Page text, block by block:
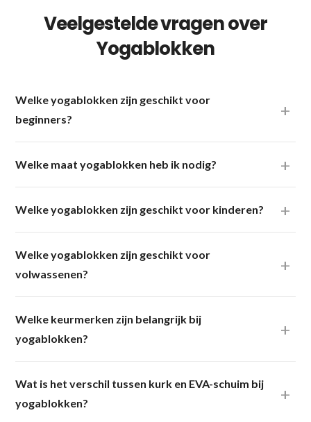
Veelgestelde vragen over
Yogablokken
Welke yogablokken zijn geschikt voor
beginners?
Welke maat yogablokken heb ik nodig?
Welke yogablokken zijn geschikt voor kinderen?
Welke yogablokken zijn geschikt voor
volwassenen?
Welke keurmerken zijn belangrijk bij
yogablokken?
Wat is het verschil tussen kurk en EVA-schuim bij
yogablokken?